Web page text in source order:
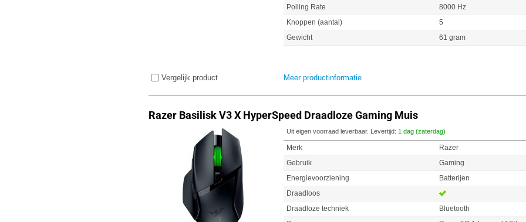
Polling Rate
8000 Hz
Knoppen (aantal)
5
Gewicht
61 gram
Vergelijk product Meer productinformatie
Razer Basilisk V3 X HyperSpeed Draadloze Gaming Muis
Uit eigen voorraad leverbaar. Levertijd: 1 dag (zaterdag)
Merk
Razer
Gebruik
Gaming
Energievoorziening
Batterijen
Draadloos
Draadloze techniek
Bluetooth